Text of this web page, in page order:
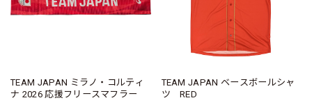
TEAM JAPAN ミラノ・コルティ
ナ 2026 応援フリースマフラー
TEAM JAPAN ベースボールシャ
ツ RED